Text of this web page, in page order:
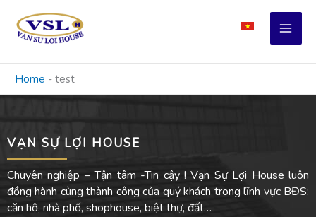
content
Home - test
VẠN SỰ LỢI HOUSE
Chuyên nghiệp – Tận tâm -Tin cậy ! Vạn Sự Lợi House luôn
đồng hành cùng thành công của quý khách trong lĩnh vực BĐS:
căn hộ, nhà phố, shophouse, biệt thự, đất…